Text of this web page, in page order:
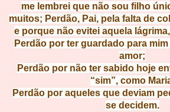
me lembrei que não sou filho
muitos; Perdão, Pai, pela falta de
e porque não evitei aquela
Perdão por ter guardado para
amor;
Perdão por não ter sabido hoje
“sim”, como
Perdão por aqueles que deviam
se decidem.